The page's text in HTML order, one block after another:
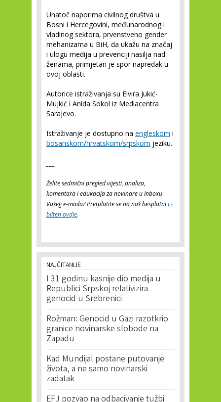
Unatoč naporima civilnog društva u
Bosni i Hercegovini, međunarodnog i
vladinog sektora, prvenstveno gender
mehanizama u BiH, da ukažu na značaj
i ulogu medija u prevenciji nasilja nad
ženama, primjetan je spor napredak u
ovoj oblasti.
Autorice istraživanja su Elvira Jukić-
Mujkić i Anida Sokol iz Mediacentra
Sarajevo.
Istraživanje je dostupno na engleskom i
bosanskom/hrvatskom/srpskom jeziku.
Želite sedmični pregled vijesti, analiza,
komentara i edukacija za novinare u Inboxu
Vašeg e-maila? Pretplatite se na naš besplatniE-
bilten ovdje.
NAJČITANIJE
I 31 godinu kasnije dio medija u
Republici Srpskoj relativizira
genocid u Srebrenici
Rožman: Genocid u Gazi razotkrio
granice novinarske slobode na
Zapadu
Kad Mundijal postane putovanje
života, a ne samo novinarski
zadatak
EFJ pozvao na odbacivanje tužbi